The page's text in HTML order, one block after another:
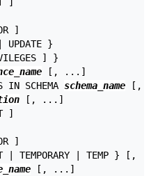
]
]
UPDATE }
] }
[, ...]
IN SCHEMA
schema_name [,
[, ...]
]
]
| TEMPORARY | TEMP } [,
[, ...]